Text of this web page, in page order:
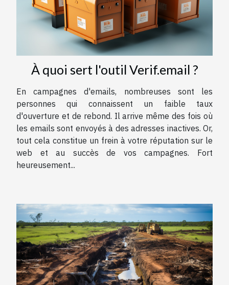
À quoi sert l'outil Verif.email ?
En campagnes d'emails, nombreuses sont les
personnes qui connaissent un faible taux
d'ouverture et de rebond. Il arrive même des fois où
les emails sont envoyés à des adresses inactives. Or,
tout cela constitue un frein à votre réputation sur le
web et au succès de vos campagnes. Fort
heureusement...